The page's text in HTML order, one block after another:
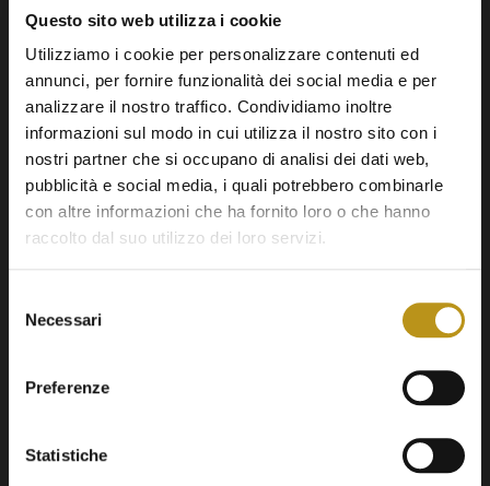
Questo sito web utilizza i cookie
Utilizziamo i cookie per personalizzare contenuti ed
annunci, per fornire funzionalità dei social media e per
analizzare il nostro traffico. Condividiamo inoltre
informazioni sul modo in cui utilizza il nostro sito con i
nostri partner che si occupano di analisi dei dati web,
pubblicità e social media, i quali potrebbero combinarle
con altre informazioni che ha fornito loro o che hanno
raccolto dal suo utilizzo dei loro servizi.
delNecessari
Preferenze
Statistiche
San Teodoro (SS)
Sardegna – Italia
CIN IT090092A1D8KMHEFB